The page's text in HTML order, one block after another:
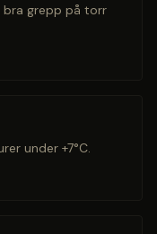
bra grepp på torr
under +7°C.